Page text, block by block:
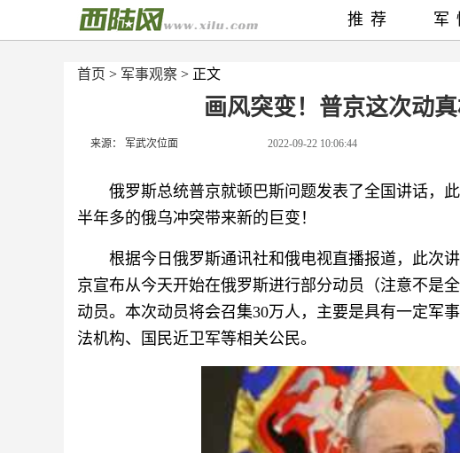
首页 > 军事观察 > 正文
画风突变！普京这次动
来源： 军武次位面 2022-09-22 10:06:44
俄罗斯总统普京就顿巴斯问题发表了全国讲话，
半年多的俄乌冲突带来新的巨变！
根据今日俄罗斯通讯社和俄电视直播报道，此次
京宣布从今天开始在俄罗斯进行部分动员（注意不是
动员。本次动员将会召集30万人，主要是具有一定军
法机构、国民近卫军等相关公民。
推荐 军